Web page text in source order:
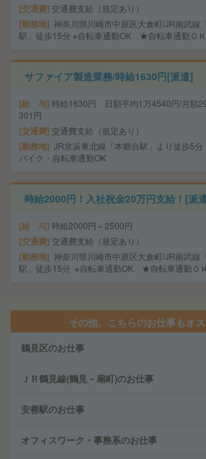
交通費 交通費支給（規定あり）
勤務地 神奈川県川崎市中原区大倉町/JR南武線
駅」徒歩15分 ※自転車通勤OK ★自転車通勤ＯＫ
サファイア製造業務/時給1630円[派遣]
給 与 時給1630円 日額平均1万4540円/月額
301円
交通費 交通費支給（規定あり）
勤務地 JR京浜東北線「本郷台駅」より徒歩5
バイク・自転車通勤OK
時給2000円！入社祝金20万円支給！[派
給 与 時給2000円～2500円
交通費 交通費支給（規定あり）
勤務地 神奈川県川崎市中原区大倉町/JR南武線
駅」徒歩15分 ※自転車通勤OK ★自転車通勤ＯＫ
その他、こちらのお仕事もオ
鶴見区のお仕事
ＪＲ鶴見線(鶴見－扇町)のお仕事
安善駅のお仕事
オフィスワーク・事務系のお仕事